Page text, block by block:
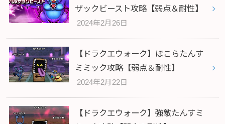
ザックビースト攻略【弱点＆耐性】
2024年2月26日
【ドラクエウォーク】ほこらたんす
ミミック攻略【弱点＆耐性】
2024年2月22日
【ドラクエウォーク】強敵たんすミ